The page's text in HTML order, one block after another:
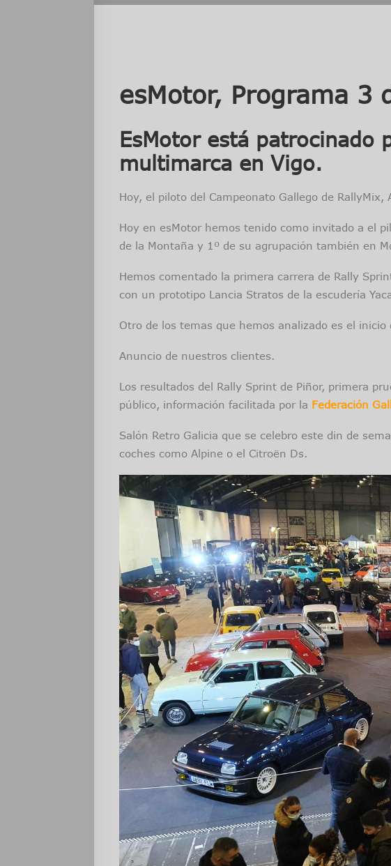
esMotor, Programa 3
EsMotor está patrocinado
multimarca en Vigo.
Hoy, el piloto del Campeonato Gallego de RallyMix,
Hoy en esMotor hemos tenido como invitado a el
de la Montaña y 1º de su agrupación también en
Hemos comentado la primera carrera de Rally
con un prototipo Lancia Stratos de la escudería
Otro de los temas que hemos analizado es el
Anuncio de nuestros clientes.
Los resultados del Rally Sprint de Piñor, primera
público, información facilitada por la Federación
Salón Retro Galicia que se celebro este din de
coches como Alpine o el Citroën Ds.